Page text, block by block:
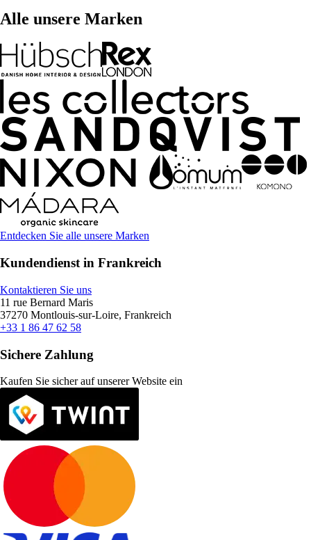
Alle unsere Marken
Entdecken Sie alle unsere Marken
Kundendienst in Frankreich
Kontaktieren Sie uns
11 rue Bernard Maris
37270 Montlouis-sur-Loire, Frankreich
+33 1 86 47 62 58
Sichere Zahlung
Kaufen Sie sicher auf unserer Website ein